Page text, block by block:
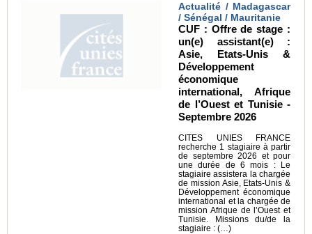
Actualité / Madagascar
/ Sénégal / Mauritanie
CUF : Offre de stage :
un(e) assistant(e) :
Asie, Etats-Unis &
Développement
économique
international, Afrique
de l’Ouest et Tunisie -
Septembre 2026
CITES UNIES FRANCE
recherche 1 stagiaire à partir
de septembre 2026 et pour
une durée de 6 mois : Le
stagiaire assistera la chargée
de mission Asie, Etats-Unis &
Développement économique
international et la chargée de
mission Afrique de l’Ouest et
Tunisie. Missions du/de la
stagiaire : (…)